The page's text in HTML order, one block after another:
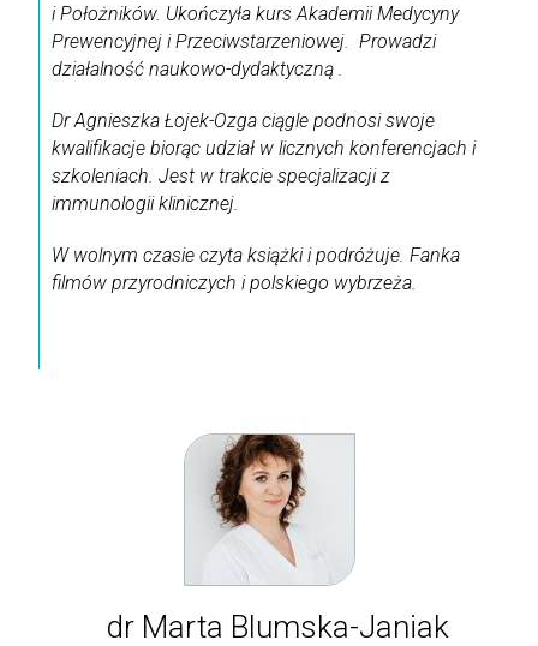
i Położników. Ukończyła kurs Akademii Medycyny
Prewencyjnej i Przeciwstarzeniowej. Prowadzi
działalność naukowo-dydaktyczną .
Dr Agnieszka Łojek-Ozga ciągle podnosi swoje
kwalifikacje biorąc udział w licznych konferencjach i
szkoleniach. Jest w trakcie specjalizacji z
immunologii klinicznej.
W wolnym czasie czyta książki i podróżuje. Fanka
filmów przyrodniczych i polskiego wybrzeża.
dr Marta Blumska-Janiak